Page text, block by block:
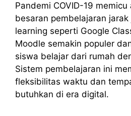
Pandemi COVID-19
besaran pembelajaran
learning seperti Google
Moodle semakin populer
siswa belajar dari rumah
Sistem pembelajaran ini
fleksibilitas waktu dan
butuhkan di era digital.